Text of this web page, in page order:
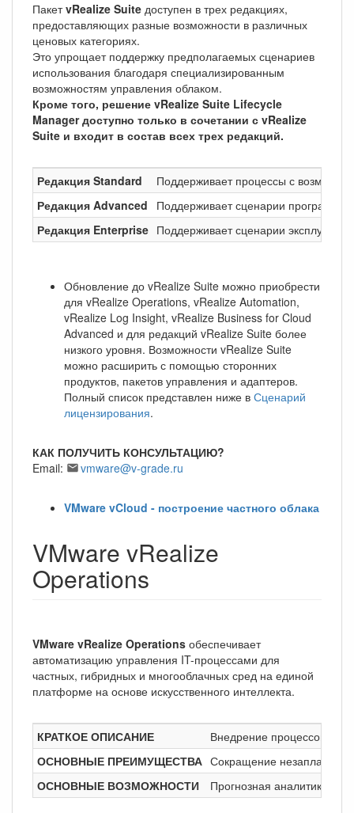
ПакетvRealize Suite доступен в трех редакциях,
предоставляющих разные возможности в различных
ценовых категориях.
Это упрощает поддержку предполагаемых сценариев
использования благодаря специализированным
возможностям управления облаком.
Кроме того, решение vRealize Suite Lifecycle
Manager доступно только в сочетании с vRealize
Suite и входит в состав всех трех редакций.
Редакция Standard
Поддерживает процессы с
Редакция Advanced
Поддерживает сценарии
Редакция Enterprise Поддерживает сценарии
Обновление до vRealize Suite можно приобрести
для vRealize Operations, vRealize Automation,
vRealize Log Insight, vRealize Business for Cloud
Advanced и для редакций vRealize Suite более
низкого уровня. Возможности vRealize Suite
можно расширить с помощью сторонних
продуктов, пакетов управления и адаптеров.
Полный список представлен ниже в Сценарий
лицензирования.
КАК ПОЛУЧИТЬ КОНСУЛЬТАЦИЮ?
Email:
vmware@v-grade.ru
VMware vCloud - построение частного облака
VMware vRealize
Operations
VMware vRealize Operations обеспечивает
автоматизацию управления IT-процессами для
частных, гибридных и многооблачных сред на единой
платформе на основе искусственного интеллекта.
КРАТКОЕ ОПИСАНИЕ
Внедрение процессов с
ОСНОВНЫЕ ПРЕИМУЩЕСТВА Сокращение
ОСНОВНЫЕ ВОЗМОЖНОСТИ
Прогнозная аналитика